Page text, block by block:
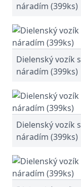
náradím (399ks)
Dielenský vozík s
náradím (399ks)
Dielenský vozík s
náradím (399ks)